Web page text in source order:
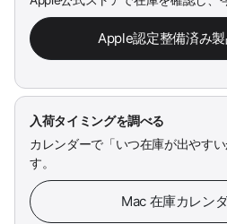
Apple認定整備済み
入荷タイミングを調べる
カレンダーで「いつ在庫が出やす
す。
Mac 在庫カレン